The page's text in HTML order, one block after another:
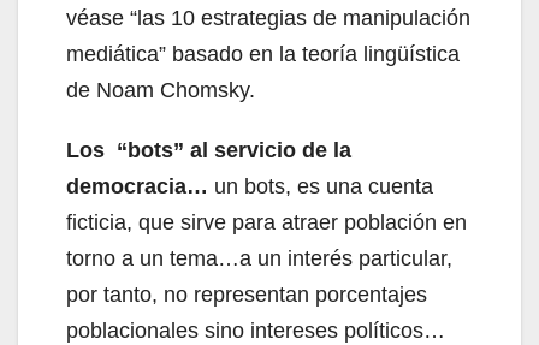
véase “las 10 estrategias de manipulación
mediática” basado en la teoría lingüística
de Noam Chomsky.
Los “bots” al servicio de la
democracia… un bots, es una cuenta
ficticia, que sirve para atraer población en
torno a un tema…a un interés particular,
por tanto, no representan porcentajes
poblacionales sino intereses políticos…